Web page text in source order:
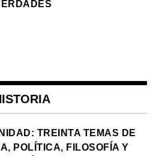
TREINTA TEMAS DE
POLÍTICA, FILOSOFÍA Y